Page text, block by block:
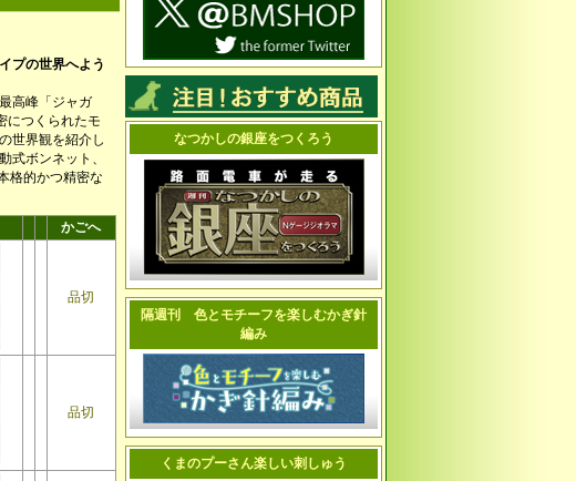
プの世界へよう
高峰「ジャガ
につくられたモ
世界観を紹介し
式ボンネット、
格的かつ精密な
かごへ
品切
品切
なつかしの銀座をつくろう
隔週刊 色とモチーフを楽しむかぎ針
編み
くまのプーさん楽しい刺しゅう